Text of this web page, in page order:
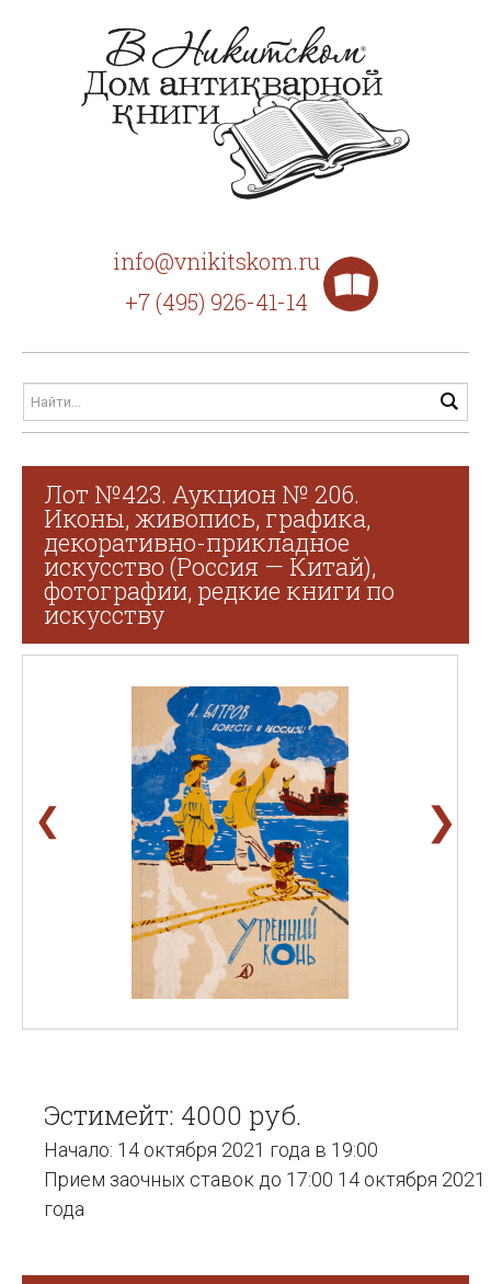
info@vnikitskom.ru
+7 (495) 926-41-14
Лот №423. Аукцион № 206.
Иконы, живопись, графика,
декоративно-прикладное
искусство (Россия — Китай),
фотографии, редкие книги по
искусству
❮ ❯
Эстимейт: 4000 руб.
Начало: 14 октября 2021 года в 19:00
Прием заочных ставок до 17:00 14 октября 2021
года